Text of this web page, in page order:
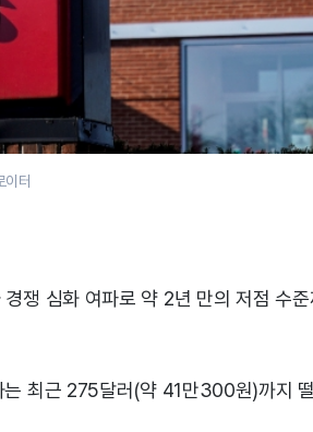
이터
쟁 심화 여파로 약 2년 만의 저점 수준
는 최근 275달러(약 41만300원)까지